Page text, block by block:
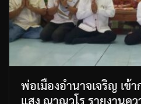
พ่อเมืองอำนาจเจริญ เข้
แสง ณาณวโร รายงานค